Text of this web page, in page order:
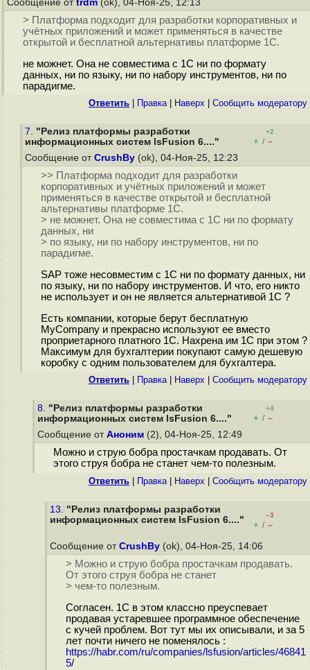
Сообщение от trdm (ok), 04-Ноя-25, 12:13
> Платформа подходит для разработки корпоративных и
учётных приложений и может применяться в качестве
открытой и бесплатной альтернативы платформе 1С.
не можнет. Она не совместима с 1С ни по формату
данных, ни по языку, ни по набору инструментов, ни по
парадигме.
Ответить Правка| Наверх Cообщить модератору
7. "Релиз платформы разработки
информационных систем lsFusion 6...."
+2
+ / –
Сообщение от CrushBy (ok), 04-Ноя-25, 12:23
>> Платформа подходит для разработки
корпоративных и учётных приложений и может
применяться в качестве открытой и бесплатной
альтернативы платформе 1С.
> не можнет. Она не совместима с 1С ни по формату
данных, ни
> по языку, ни по набору инструментов, ни по
парадигме.
SAP тоже несовместим с 1С ни по формату данных, ни
по языку, ни по набору инструментов. И что, его никто
не использует и он не является альтернативой 1С ?
Есть компании, которые берут бесплатную
MyCompany и прекрасно используют ее вместо
проприетарного платного 1С. Нахрена им 1С при этом ?
Максимум для бухгалтерии покупают самую дешевую
коробку с одним пользователем для бухгалтера.
Ответить Правка| Наверх Cообщить модератору
8. "Релиз платформы разработки
информационных систем lsFusion 6...."
+4
+ / –
Сообщение от Аноним (2), 04-Ноя-25, 12:49
Можно и струю бобра простачкам продавать. От
этого струя бобра не станет чем-то полезным.
Ответить Правка| Наверх Cообщить модератору
13. "Релиз платформы разработки
информационных систем lsFusion 6...."
–3
+ / –
Сообщение от CrushBy (ok), 04-Ноя-25, 14:06
> Можно и струю бобра простачкам продавать.
От этого струя бобра не станет
> чем-то полезным.
Согласен. 1С в этом классно преуспевает
продавая устаревшее программное обеспечение
с кучей проблем. Вот тут мы их описывали, и за 5
лет почти ничего не поменялось :
https://habr.com/ru/companies/lsfusion/articles/46841
5/